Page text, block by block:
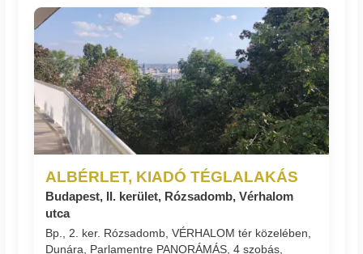
ALBÉRLET, KIADÓ TÉGLALAKÁS
Budapest, II. kerület, Rózsadomb, Vérhalom
utca
Bp., 2. ker. Rózsadomb, VÉRHALOM tér közelében,
Dunára, Parlamentre PANORÁMÁS, 4 szobás,